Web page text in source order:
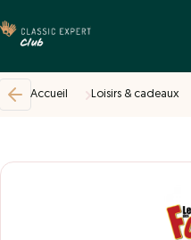
Accueil Loisirs & cadeaux